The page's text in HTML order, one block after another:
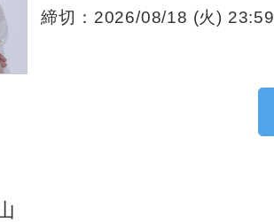
締切：2026/08/18 (火) 23:59